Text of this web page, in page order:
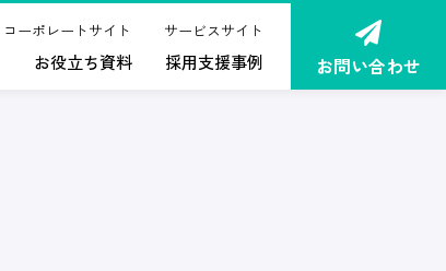
コーポレートサイト サービスサイト
お役立ち資料 採用支援事例 お問い合わせ